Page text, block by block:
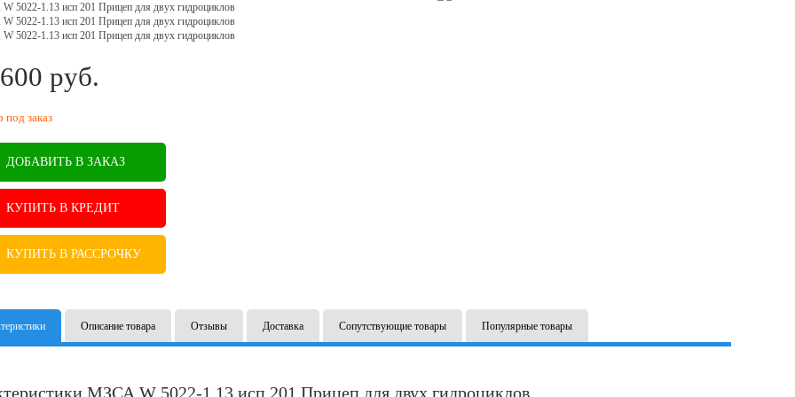
руб.
под заказ
ДОБАВИТЬ В ЗАКАЗ
КУПИТЬ В КРЕДИТ
КУПИТЬ В РАССРОЧКУ
Описание товара Отзывы Доставка Сопутствующие товары Популярные товары
МЗСА W 5022-1.13 исп 201 Прицеп для двух гидроциклов